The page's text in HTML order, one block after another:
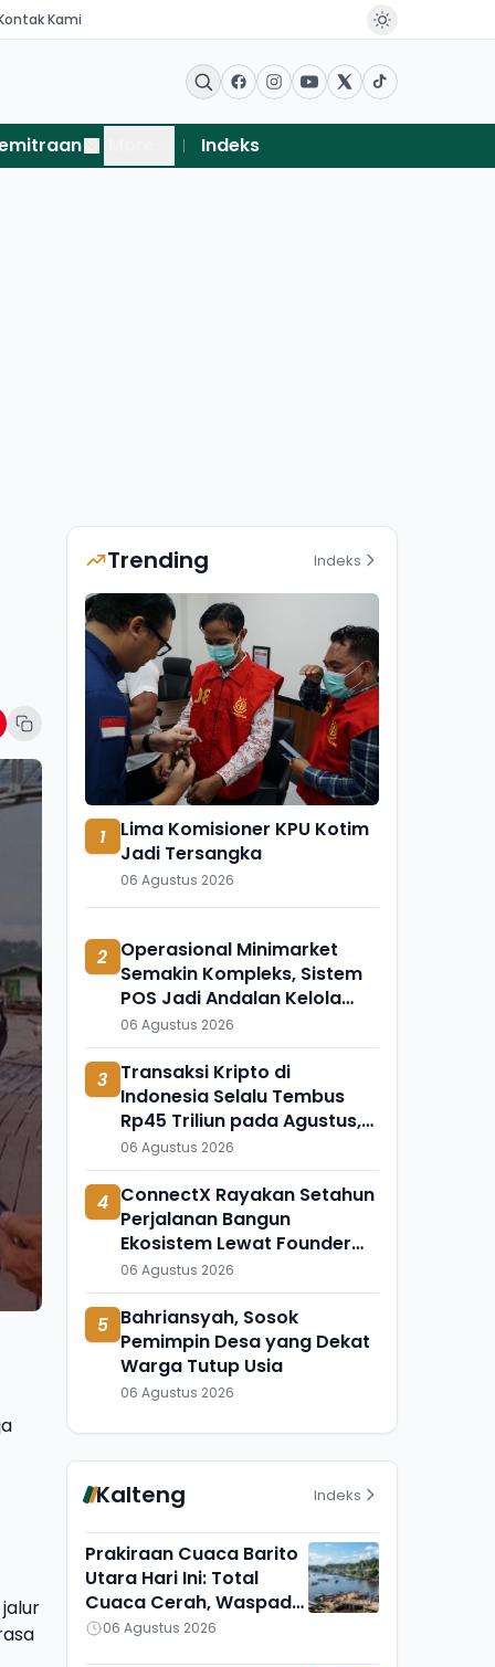
Kami
Indeks
Trending Indeks
1
Lima Komisioner KPU Kotim
Jadi Tersangka
06 Agustus 2026
2 Operasional Minimarket
Semakin Kompleks, Sistem
POS Jadi Andalan Kelola
Transaksi dan Stok
06 Agustus 2026
3 Transaksi Kripto di
Indonesia Selalu Tembus
Rp45 Triliun pada Agustus,
Apa Penyebabnya?
06 Agustus 2026
4 ConnectX Rayakan Setahun
Perjalanan Bangun
Ekosistem Lewat Founder
dan Builder Summit 2026
06 Agustus 2026
5 Bahriansyah, Sosok
Pemimpin Desa yang Dekat
Warga Tutup Usia
06 Agustus 2026
Kalteng Indeks
Prakiraan Cuaca Barito
Utara Hari Ini: Total
Cuaca Cerah, Waspadai
Munculnya Titik Api
06 Agustus 2026